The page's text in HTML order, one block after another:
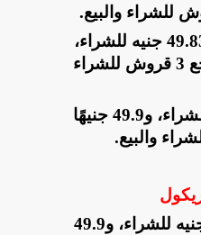
.
البنك التجاري الدولي: 49.83 جنيه للشراء،
و49.93 جنيه للبيع، بتراجع 3 قروش للشراء
بنك البركة: 49.8 جنيه للشراء، و49.9 جنيهًا
.
كريدي أجريكول: 49.8 جنيه للشراء، و49.9